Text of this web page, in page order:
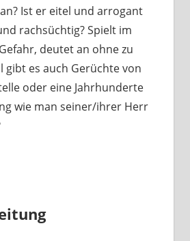
Ist er eitel und arrogant
rachsüchtig? Spielt im
deutet an ohne zu
gibt es auch Gerüchte von
oder eine Jahrhunderte
wie man seiner/ihrer Herr